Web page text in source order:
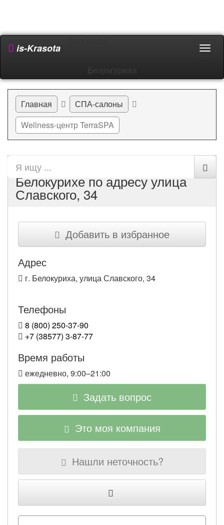
is-Krasota
Главная
СПА-салоны
Wellness-центр TerraSPA
Wellness-центр TerraSPA в
Белокурихе по адресу улица
Славского, 34
Добавить в избранное
Адрес
г. Белокуриха, улица Славского, 34
Телефоны
8 (800) 250-37-90
+7 (38577) 3-87-77
Время работы
ежедневно, 9:00–21:00
Задать вопрос
Это моя компания
Нашли неточность?